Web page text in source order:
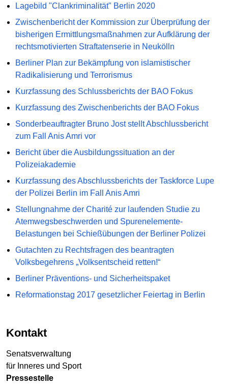
Lagebild "Clankriminalität" Berlin 2020
Zwischenbericht der Kommission zur Überprüfung der
bisherigen Ermittlungsmaßnahmen zur Aufklärung der
rechtsmotivierten Straftatenserie in Neukölln
Berliner Plan zur Bekämpfung von islamistischer
Radikalisierung und Terrorismus
Kurzfassung des Schlussberichts der BAO Fokus
Kurzfassung des Zwischenberichts der BAO Fokus
Sonderbeauftragter Bruno Jost stellt Abschlussbericht
zum Fall Anis Amri vor
Bericht über die Ausbildungssituation an der
Polizeiakademie
Kurzfassung des Abschlussberichts der Taskforce Lupe
der Polizei Berlin im Fall Anis Amri
Stellungnahme der Charité zur laufenden Studie zu
Atemwegsbeschwerden und Spurenelemente-
Belastungen bei Schießübungen der Berliner Polizei
Gutachten zu Rechtsfragen des beantragten
Volksbegehrens „Volksentscheid retten!“
Berliner Präventions- und Sicherheitspaket
Reformationstag 2017 gesetzlicher Feiertag in Berlin
Kontakt
Senatsverwaltung
für Inneres und Sport
Pressestelle